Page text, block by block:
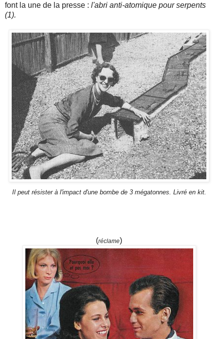
font la une de la presse : l'abri anti-atomique pour serpents
(1).
Il peut résister à l'impact d'une bombe de 3 mégatonnes. Livré en kit.
(réclame)